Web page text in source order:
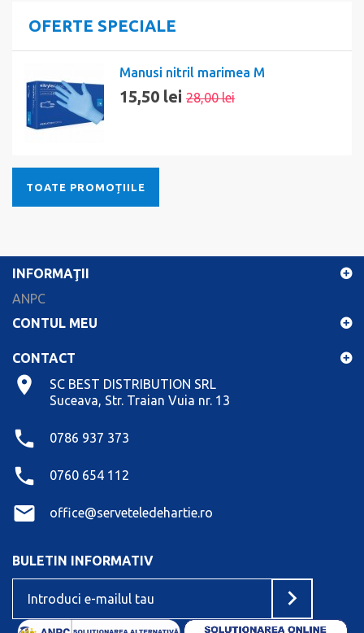
OFERTE SPECIALE
Manusi nitril marimea M
15,50 lei 28,00 lei
TOATE PROMOȚIILE
INFORMAŢII
ANPC
CONTUL MEU
CONTACT
SC BEST DISTRIBUTION SRL
Suceava, Str. Traian Vuia nr. 13
0786 937 373
0760 654 112
office@serveteledehartie.ro
BULETIN INFORMATIV